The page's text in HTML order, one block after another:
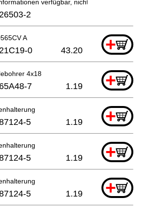
verfügbar, nicht bestellbar
2
A +
0 43.20
4x18 +
7 1.19
+
5 1.19
+
5 1.19
+
5 1.19